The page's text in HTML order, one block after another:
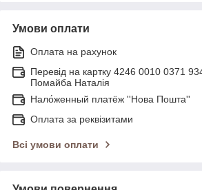
Умови оплати
Оплата на рахунок
Перевід на картку 4246 0010 0371
Помайба Наталія
Нало́женный платёж ''Нова Пошта''
Оплата за реквізитами
Всі умови оплати